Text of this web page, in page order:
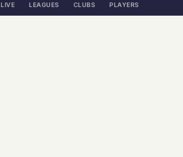
LIVE LEAGUES CLUBS PLAYERS